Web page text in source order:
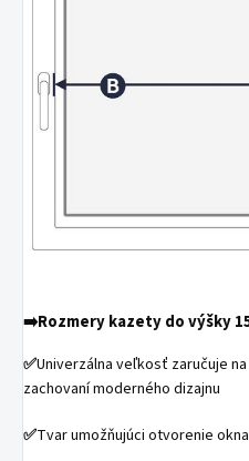
➡️Rozmery kazety do výšky
✅Univerzálna veľkosť zaručuje
zachovaní moderného dizajnu
✅Tvar umožňujúci otvorenie